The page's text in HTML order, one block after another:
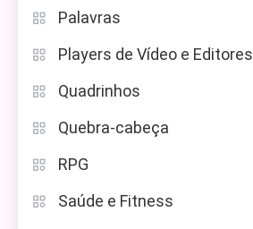
Palavras
Players de Vídeo e Editores
Quadrinhos
Quebra-cabeça
RPG
Saúde e Fitness